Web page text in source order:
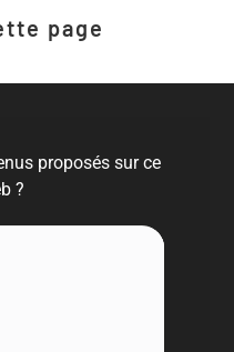
page
proposés sur ce
?